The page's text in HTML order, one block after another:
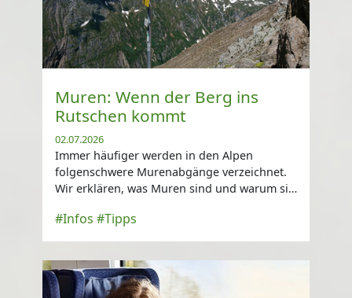
Muren: Wenn der Berg ins
Rutschen kommt
02.07.2026
Immer häufiger werden in den Alpen
folgenschwere Murenabgänge verzeichnet.
Wir erklären, was Muren sind und warum sie
#Infos #Tipps